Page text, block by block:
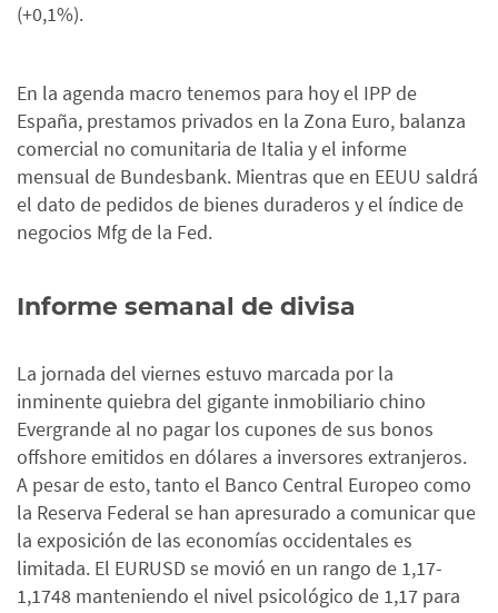
(+0,1%).
En la agenda macro tenemos para hoy el IPP de
España, prestamos privados en la Zona Euro, balanza
comercial no comunitaria de Italia y el informe
mensual de Bundesbank. Mientras que en EEUU saldrá
el dato de pedidos de bienes duraderos y el índice de
negocios Mfg de la Fed.
Informe semanal de divisa
La jornada del viernes estuvo marcada por la
inminente quiebra del gigante inmobiliario chino
Evergrande al no pagar los cupones de sus bonos
offshore emitidos en dólares a inversores extranjeros.
A pesar de esto, tanto el Banco Central Europeo como
la Reserva Federal se han apresurado a comunicar que
la exposición de las economías occidentales es
limitada. El EURUSD se movió en un rango de 1,17-
1,1748 manteniendo el nivel psicológico de 1,17 para